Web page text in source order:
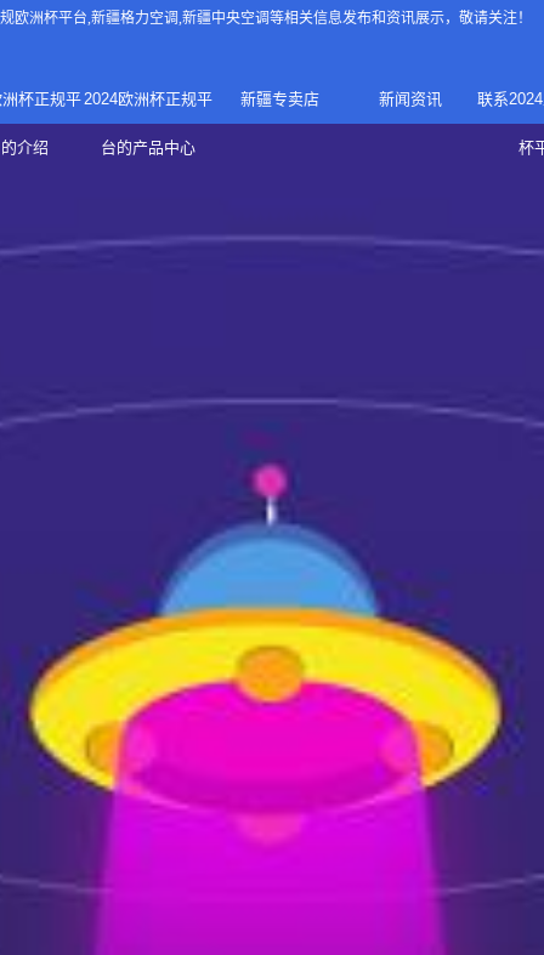
欧洲杯平台,新疆格力空调,新疆中央空调等相关信息发布和资讯展示，敬请关注！
杯正规平
介绍
正规欧洲
2024欧洲杯正规平
台的产品中心
家庭中央空调
家用空调
新疆专卖店 新闻资讯 联系
杯